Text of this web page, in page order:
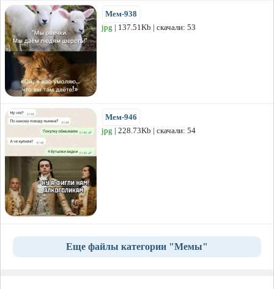
Мем-938
jpg | 137.51Kb | скачали: 53
Мем-946
jpg | 228.73Kb | скачали: 54
Еще файлы категории "Мемы"